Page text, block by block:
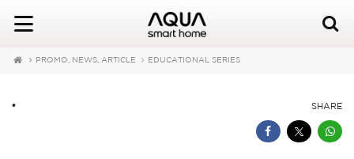
PROMO, NEWS, ARTICLE EDUCATIONAL SERIES
SHARE
•